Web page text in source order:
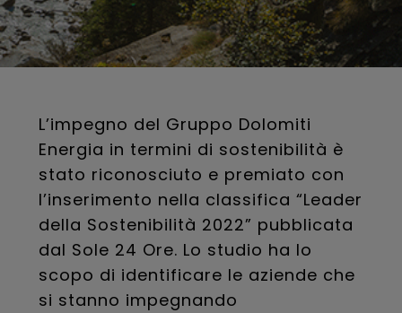
L’impegno del Gruppo Dolomiti
Energia in termini di sostenibilità è
stato riconosciuto e premiato con
l’inserimento nella classifica “Leader
della Sostenibilità 2022” pubblicata
dal Sole 24 Ore. Lo studio ha lo
scopo di identificare le aziende che
si stanno impegnando